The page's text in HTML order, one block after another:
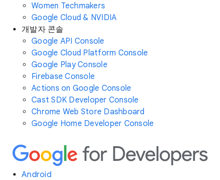
Women Techmakers
Google Cloud & NVIDIA
개발자 콘솔
Google API Console
Google Cloud Platform Console
Google Play Console
Firebase Console
Actions on Google Console
Cast SDK Developer Console
Chrome Web Store Dashboard
Google Home Developer Console
Android